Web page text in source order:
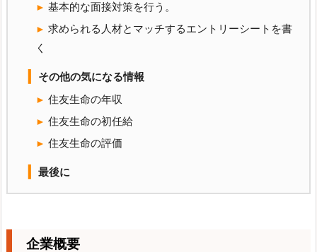
基本的な面接対策を行う。
求められる人材とマッチするエントリーシートを書
く
その他の気になる情報
住友生命の年収
住友生命の初任給
住友生命の評価
最後に
企業概要